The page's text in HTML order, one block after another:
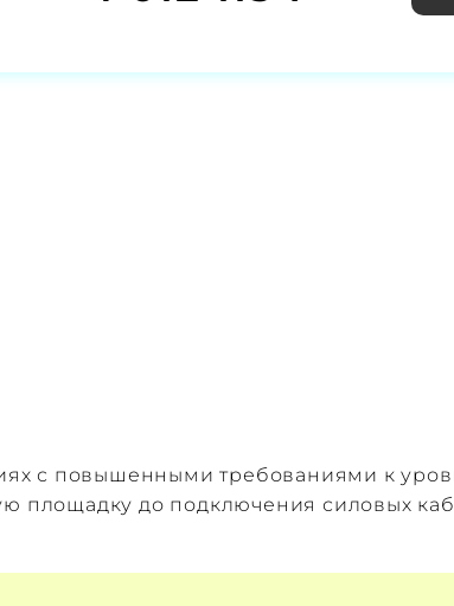
с повышенными требованиями к
площадку до подключения силовых